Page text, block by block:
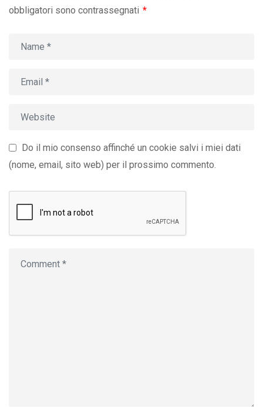
obbligatori sono contrassegnati *
Do il mio consenso affinché un cookie salvi i miei dati
(nome, email, sito web) per il prossimo commento.